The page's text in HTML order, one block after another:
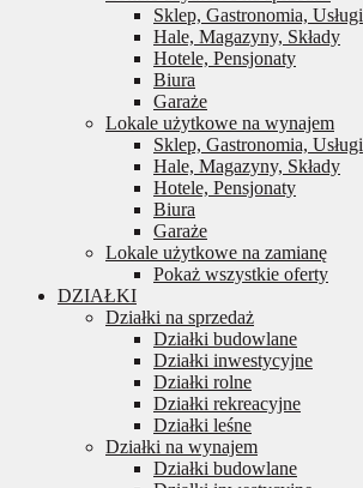
Sklep, Gastronomia, Usługi
Hale, Magazyny, Składy
Hotele, Pensjonaty
Biura
Garaże
Lokale użytkowe na wynajem
Sklep, Gastronomia, Usługi
Hale, Magazyny, Składy
Hotele, Pensjonaty
Biura
Garaże
Lokale użytkowe na zamianę
Pokaż wszystkie oferty
DZIAŁKI
Działki na sprzedaż
Działki budowlane
Działki inwestycyjne
Działki rolne
Działki rekreacyjne
Działki leśne
Działki na wynajem
Działki budowlane